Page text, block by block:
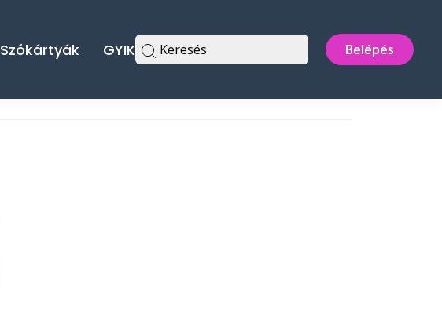
Szókártyák GYIK Keresés Belépés